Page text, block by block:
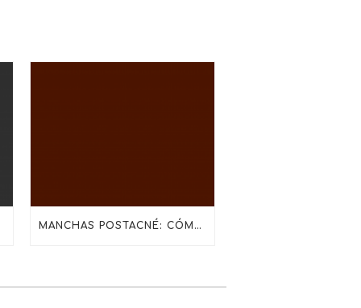
MANCHAS POSTACNÉ: CÓMO TRATARLAS SIN IRRITAR LA PIEL CON SKINCEUTICALS